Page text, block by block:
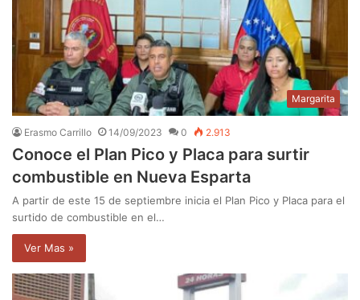
Margarita
Erasmo Carrillo 14/09/2023 0 2.913
Conoce el Plan Pico y Placa para surtir
combustible en Nueva Esparta
A partir de este 15 de septiembre inicia el Plan Pico y Placa para el
surtido de combustible en el…
Ver Mas »